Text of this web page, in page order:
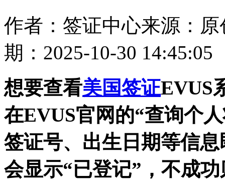
作者：签证中心来源：原
期：2025-10-30 14:45:05
想要查看美国签证EVUS
在EVUS官网的“查询个
签证号、出生日期等信
会显示“已登记”，不成